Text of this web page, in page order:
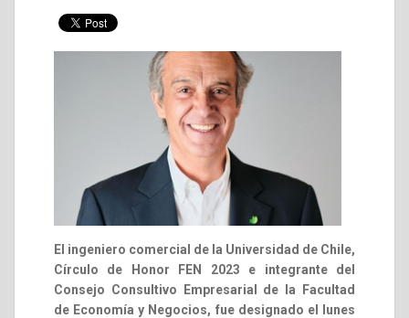
El ingeniero comercial de la Universidad de Chile,
Círculo de Honor FEN 2023 e integrante del
Consejo Consultivo Empresarial de la Facultad
de Economía y Negocios, fue designado el lunes